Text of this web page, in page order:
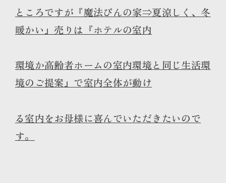
ところですが『魔法びんの家⇒夏涼しく、冬
暖かい』売りは『ホテルの室内
環境か高齢者ホームの室内環境と同じ生活環
境のご提案』で室内全体が動け
る室内をお母様に喜んでいただきたいので
す。